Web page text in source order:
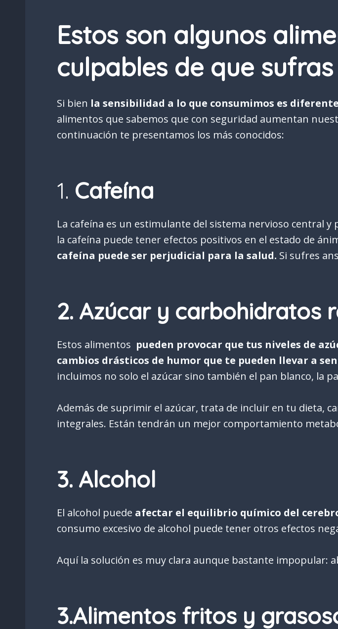
Estos son algunos
culpables de que
Si bien la sensibilidad a lo que consumimos es
alimentos que sabemos que con seguridad aumentan
continuación te presentamos los más conocidos:
1. Cafeína
La cafeína es un estimulante del sistema nervioso central
la cafeína puede tener efectos positivos en el estado de
cafeína puede ser perjudicial para la salud. Si sufres
2. Azúcar y carbohidratos
Estos alimentos pueden provocar que tus niveles de
cambios drásticos de humor que te pueden llevar a
incluimos no solo el azúcar sino también el pan blanco, la
Además de suprimir el azúcar, trata de incluir en tu dieta,
integrales. Están tendrán un mejor comportamiento
3. Alcohol
El alcohol puede afectar el equilibrio químico del
consumo excesivo de alcohol puede tener otros efectos
Aquí la solución es muy clara aunque bastante impopular:
3.Alimentos fritos y